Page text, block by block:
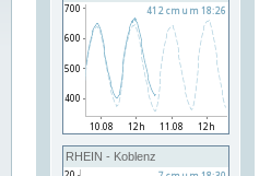
RHEIN - Koblenz